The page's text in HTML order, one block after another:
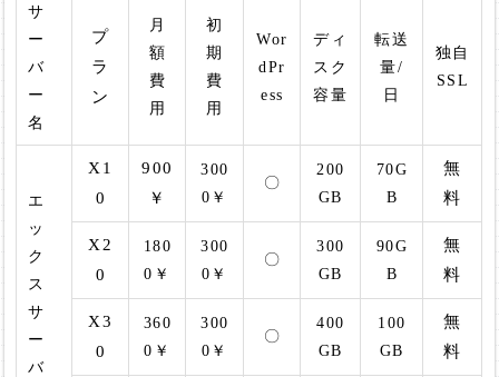
サ
ー
バ
ー
名
プ
ラ
ン
月
額
費
用
初
期
費
用
Wor
dPr
ess
ディ
スク
容量
転送
量/
日
独自
SSL
エ
ッ
ク
ス
サ
ー
バ
X1
0
900
￥
300
0￥
〇
200
GB
70G
B
無
料
X2
0
180
0￥
300
0￥
〇
300
GB
90G
B
無
料
X3
0
360
0￥
300
0￥
〇
400
GB
100
GB
無
料